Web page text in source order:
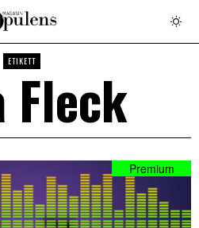
ETIKETT
Fleck